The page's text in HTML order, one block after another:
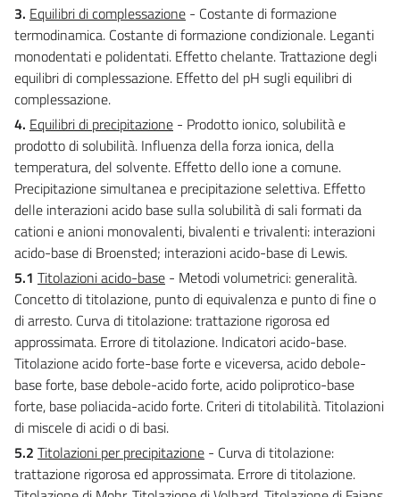
3. Equilibri di complessazione - Costante di formazione
termodinamica. Costante di formazione condizionale. Leganti
monodentati e polidentati. Effetto chelante. Trattazione degli
equilibri di complessazione. Effetto del pH sugli equilibri di
complessazione.
4. Equilibri di precipitazione - Prodotto ionico, solubilità e
prodotto di solubilità. Influenza della forza ionica, della
temperatura, del solvente. Effetto dello ione a comune.
Precipitazione simultanea e precipitazione selettiva. Effetto
delle interazioni acido base sulla solubilità di sali formati da
cationi e anioni monovalenti, bivalenti e trivalenti: interazioni
acido-base di Broensted; interazioni acido-base di Lewis.
5.1 Titolazioni acido-base - Metodi volumetrici: generalità.
Concetto di titolazione, punto di equivalenza e punto di fine o
di arresto. Curva di titolazione: trattazione rigorosa ed
approssimata. Errore di titolazione. Indicatori acido-base.
Titolazione acido forte-base forte e viceversa, acido debole-
base forte, base debole-acido forte, acido poliprotico-base
forte, base poliacida-acido forte. Criteri di titolabilità. Titolazioni
di miscele di acidi o di basi.
5.2 Titolazioni per precipitazione - Curva di titolazione:
trattazione rigorosa ed approssimata. Errore di titolazione.